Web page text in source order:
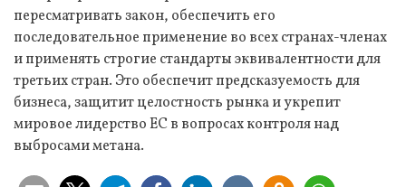
пересматривать закон, обеспечить его
последовательное применение во всех странах-членах
и применять строгие стандарты эквивалентности для
третьих стран. Это обеспечит предсказуемость для
бизнеса, защитит целостность рынка и укрепит
мировое лидерство ЕС в вопросах контроля над
выбросами метана.